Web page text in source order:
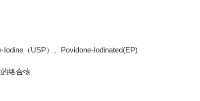
（USP）、Povidone-Iodinated(EP)
络合物